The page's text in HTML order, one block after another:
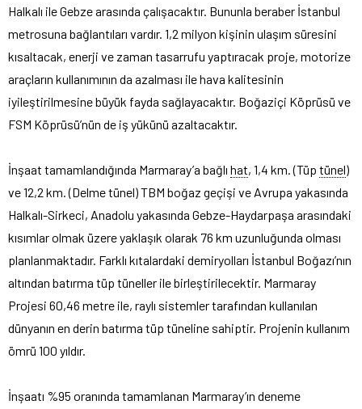
Halkalı ile Gebze arasında çalışacaktır. Bununla beraber İstanbul
metrosuna bağlantıları vardır. 1,2 milyon kişinin ulaşım süresini
kısaltacak, enerji ve zaman tasarrufu yaptıracak proje, motorize
araçların kullanımının da azalması ile hava kalitesinin
iyileştirilmesine büyük fayda sağlayacaktır. Boğaziçi Köprüsü ve
FSM Köprüsü’nün de iş yükünü azaltacaktır.
İnşaat tamamlandığında Marmaray’a bağlı hat, 1,4 km. (Tüp tünel)
ve 12,2 km. (Delme tünel) TBM boğaz geçişi ve Avrupa yakasında
Halkalı-Sirkeci, Anadolu yakasında Gebze-Haydarpaşa arasındaki
kısımlar olmak üzere yaklaşık olarak 76 km uzunluğunda olması
planlanmaktadır. Farklı kıtalardaki demiryolları İstanbul Boğazı’nın
altından batırma tüp tüneller ile birleştirilecektir. Marmaray
Projesi 60,46 metre ile, raylı sistemler tarafından kullanılan
dünyanın en derin batırma tüp tüneline sahiptir. Projenin kullanım
ömrü 100 yıldır.
İnşaatı %95 oranında tamamlanan Marmaray’ın deneme